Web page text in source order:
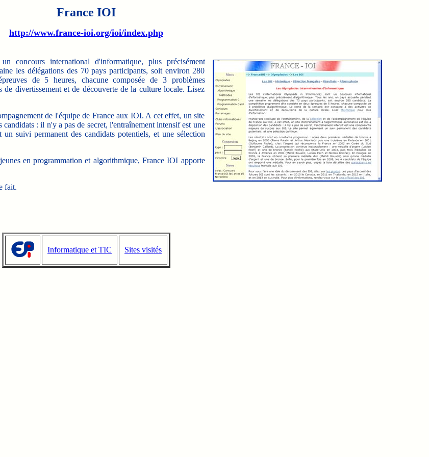
France IOI
http://www.france-ioi.org/ioi/index.php
international d'informatique, plus précisément
les délégations des 70 pays participants, soit environ 280
de 5 heures, chacune composée de 3 problèmes
divertissement et de découverte de la culture locale. Lisez
de l'équipe de France aux IOI. A cet effet, un site
: il n'y a pas de secret, l'entraînement intensif est une
suivi permanent des candidats potentiels, et une sélection
en programmation et algorithmique, France IOI apporte
fait.
Informatique et TIC Sites visités